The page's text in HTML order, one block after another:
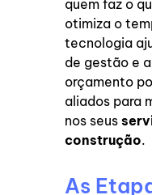
quem faz o
otimiza o
tecnologia
de gestão e
orçamento
aliados para
nos seus
construção.
As